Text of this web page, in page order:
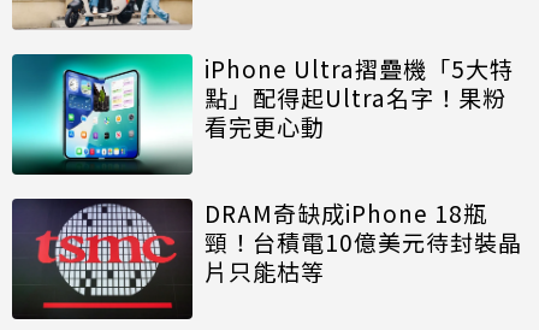
iPhone Ultra摺疊機「5大特
點」配得起Ultra名字！果粉
看完更心動
DRAM奇缺成iPhone 18瓶
頸！台積電10億美元待封裝晶
片只能枯等